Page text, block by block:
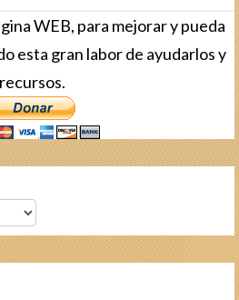
WEB, para mejorar y pueda
esta gran labor de ayudarlos y